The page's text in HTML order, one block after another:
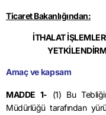
Ticaret Bakanlığından:
İTHALAT
Amaç ve kapsam
MADDE 1- (1) Bu
Müdürlüğü tarafından